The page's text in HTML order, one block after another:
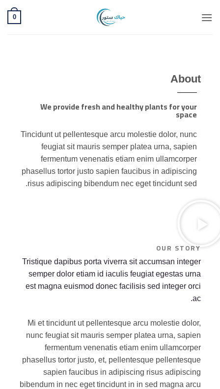
0
About
We provide fresh and healthy plants for your
space
Tincidunt ut pellentesque arcu molestie dolor, nunc
feugiat sit mauris semper platea urna, sapien
fermentum venenatis etiam enim ullamcorper
phasellus tortor justo sapien faucibus in adipiscing
risus adipiscing bibendum nec eget tincidunt sed.
OUR STORY
Tristique dapibus porta viverra sit accumsan integer
semper dolor etiam id iaculis feugiat egestas urna
est magna euismod donec facilisis sed integer orci
ac.
Mi et tincidunt ut pellentesque arcu molestie dolor,
nunc feugiat sit mauris semper platea urna, sapien
fermentum venenatis etiam enim ullamcorper
phasellus tortor justo, et, pellentesque pellentesque
sapien faucibus in adipiscing risus adipiscing
bibendum in nec eget tincidunt in in sed magna arcu